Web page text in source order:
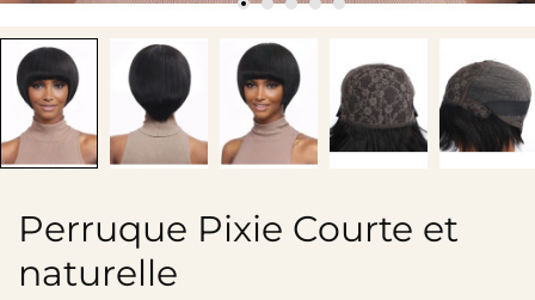
Perruque Pixie Courte et
naturelle